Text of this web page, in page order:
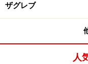
ザグレブ
人